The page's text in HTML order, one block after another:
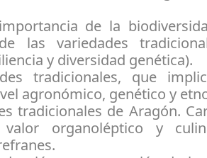
de la
las variedades
y diversidad genética).
tradicionales, que
agronómico, genético y
tradicionales de Aragón.
valor organoléptico y